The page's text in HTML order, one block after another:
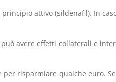
attivo (sildenafil). In
avere effetti collaterali e
risparmiare qualche euro.